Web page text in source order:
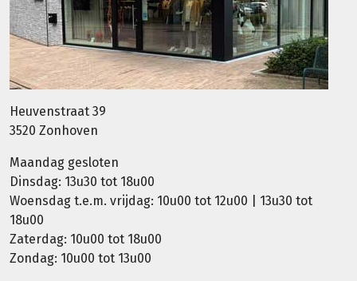
Heuvenstraat 39
3520 Zonhoven
Maandag gesloten
Dinsdag: 13u30 tot 18u00
Woensdag t.e.m. vrijdag: 10u00 tot 12u00 | 13u30 tot
18u00
Zaterdag: 10u00 tot 18u00
Zondag: 10u00 tot 13u00